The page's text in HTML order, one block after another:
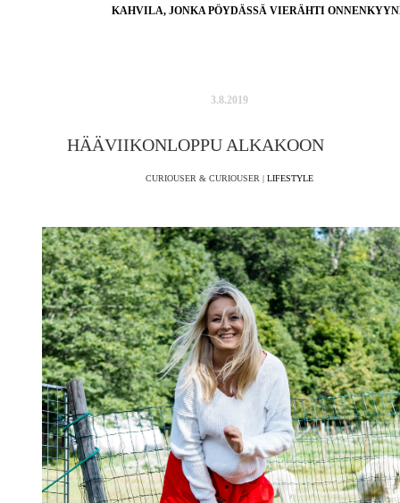
KAHVILA, JONKA PÖYDÄSSÄ VIERÄHTI
3.8.2019
HÄÄVIIKONLOPPU ALKAKOON
CURIOUSER & CURIOUSER | LIFESTYLE